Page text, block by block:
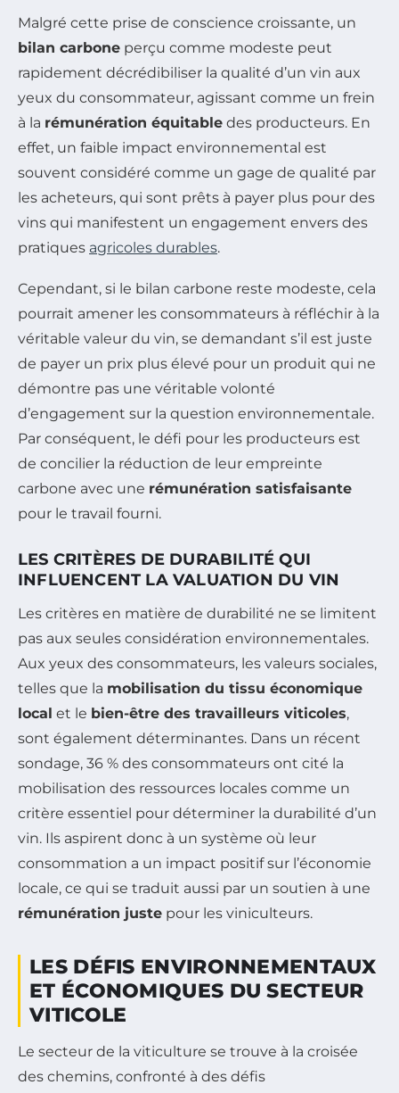
Malgré cette prise de conscience croissante, un
bilan carbone perçu comme modeste peut
rapidement décrédibiliser la qualité d’un vin aux
yeux du consommateur, agissant comme un frein
à la rémunération équitable des producteurs. En
effet, un faible impact environnemental est
souvent considéré comme un gage de qualité par
les acheteurs, qui sont prêts à payer plus pour des
vins qui manifestent un engagement envers des
pratiques agricoles durables.
Cependant, si le bilan carbone reste modeste, cela
pourrait amener les consommateurs à réfléchir à la
véritable valeur du vin, se demandant s’il est juste
de payer un prix plus élevé pour un produit qui ne
démontre pas une véritable volonté
d’engagement sur la question environnementale.
Par conséquent, le défi pour les producteurs est
de concilier la réduction de leur empreinte
carbone avec une rémunération satisfaisante
pour le travail fourni.
LES CRITÈRES DE DURABILITÉ QUI
INFLUENCENT LA VALUATION DU VIN
Les critères en matière de durabilité ne se limitent
pas aux seules considération environnementales.
Aux yeux des consommateurs, les valeurs sociales,
telles que la mobilisation du tissu économique
local et le bien-être des travailleurs viticoles,
sont également déterminantes. Dans un récent
sondage, 36 % des consommateurs ont cité la
mobilisation des ressources locales comme un
critère essentiel pour déterminer la durabilité d’un
vin. Ils aspirent donc à un système où leur
consommation a un impact positif sur l’économie
locale, ce qui se traduit aussi par un soutien à une
rémunération juste pour les viniculteurs.
LES DÉFIS ENVIRONNEMENTAUX
ET ÉCONOMIQUES DU SECTEUR
VITICOLE
Le secteur de la viticulture se trouve à la croisée
des chemins, confronté à des défis